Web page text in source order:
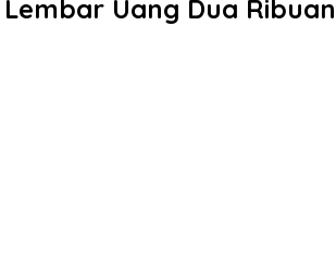
Uang Dua